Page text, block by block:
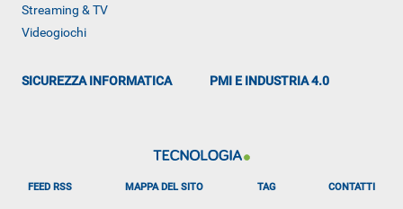
Streaming & TV
Videogiochi
SICUREZZA INFORMATICA PMI E INDUSTRIA 4.0
FEED RSS MAPPA DEL SITO TAG CONTATTI